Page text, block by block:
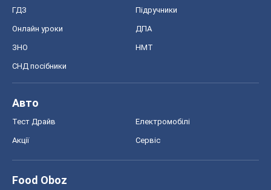
ГДЗ Підручники
Онлайн уроки ДПА
ЗНО НМТ
СНД посібники
Авто
Тест Драйв Електромобілі
Акції Сервіс
Food Oboz